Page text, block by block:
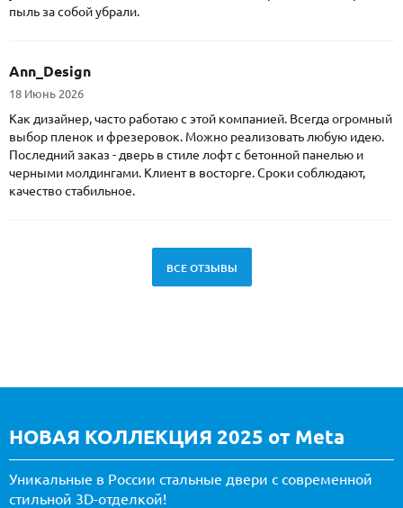
пыль за собой убрали.
Ann_Design
18 Июнь 2026
Как дизайнер, часто работаю с этой компанией. Всегда огромный
выбор пленок и фрезеровок. Можно реализовать любую идею.
Последний заказ - дверь в стиле лофт с бетонной панелью и
черными молдингами. Клиент в восторге. Сроки соблюдают,
качество стабильное.
ВСЕ ОТЗЫВЫ
НОВАЯ КОЛЛЕКЦИЯ 2025 от Meta
Уникальные в России стальные двери с современной
стильной 3D-отделкой!